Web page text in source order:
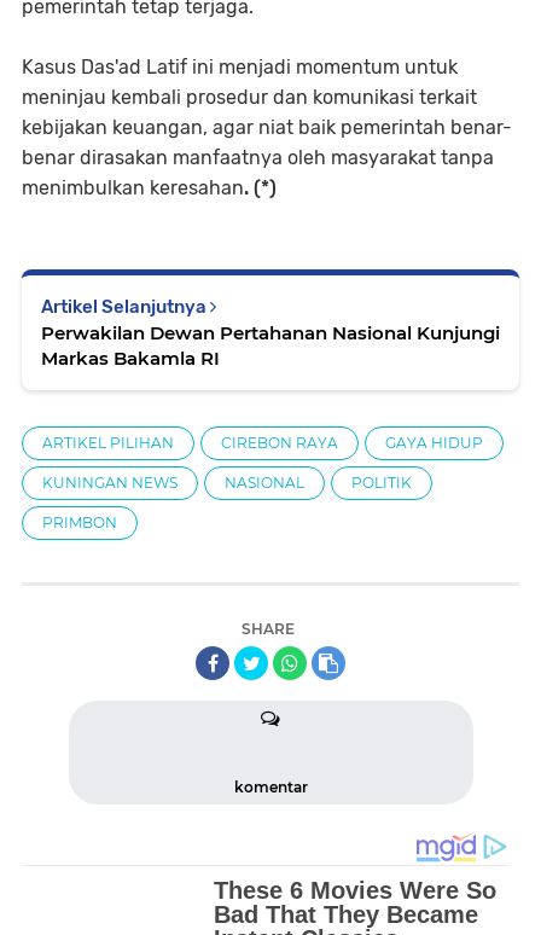
pemerintah tetap terjaga.
Kasus Das'ad Latif ini menjadi momentum untuk
meninjau kembali prosedur dan komunikasi terkait
kebijakan keuangan, agar niat baik pemerintah benar-
benar dirasakan manfaatnya oleh masyarakat tanpa
menimbulkan keresahan. (*)
Artikel Selanjutnya
Perwakilan Dewan Pertahanan Nasional Kunjungi
Markas Bakamla RI
ARTIKEL PILIHAN CIREBON RAYA GAYA HIDUP
KUNINGAN NEWS NASIONAL POLITIK
PRIMBON
SHARE
komentar